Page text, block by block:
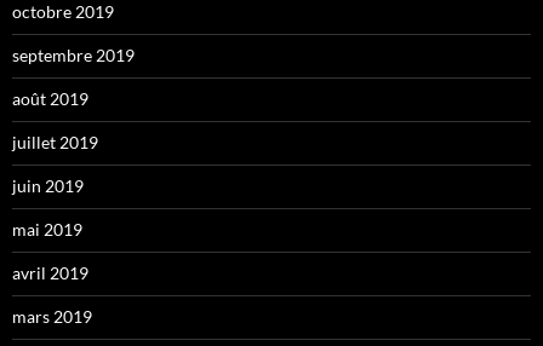
octobre 2019
septembre 2019
août 2019
juillet 2019
juin 2019
mai 2019
avril 2019
mars 2019